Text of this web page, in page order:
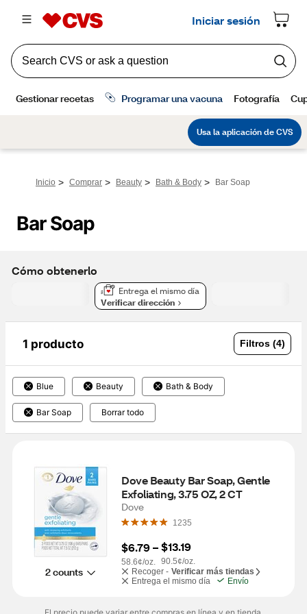
Inicio > Comprar > Beauty > Bath & Body > Bar Soap
Bar Soap
Cómo obtenerlo
Entrega el mismo día
Verificar dirección
1 producto Filtros (4)
Blue Beauty Bath & Body
Bar Soap Borrar todo
2 counts
Dove Beauty Bar Soap, Gentle
Exfoliating, 3.75 OZ, 2 CT
Dove
1235
$6.79 –
58.6¢/oz.
$13.19
90.5¢/oz.
Recoger - Verificar más tiendas
Entrega el mismo día
Envío